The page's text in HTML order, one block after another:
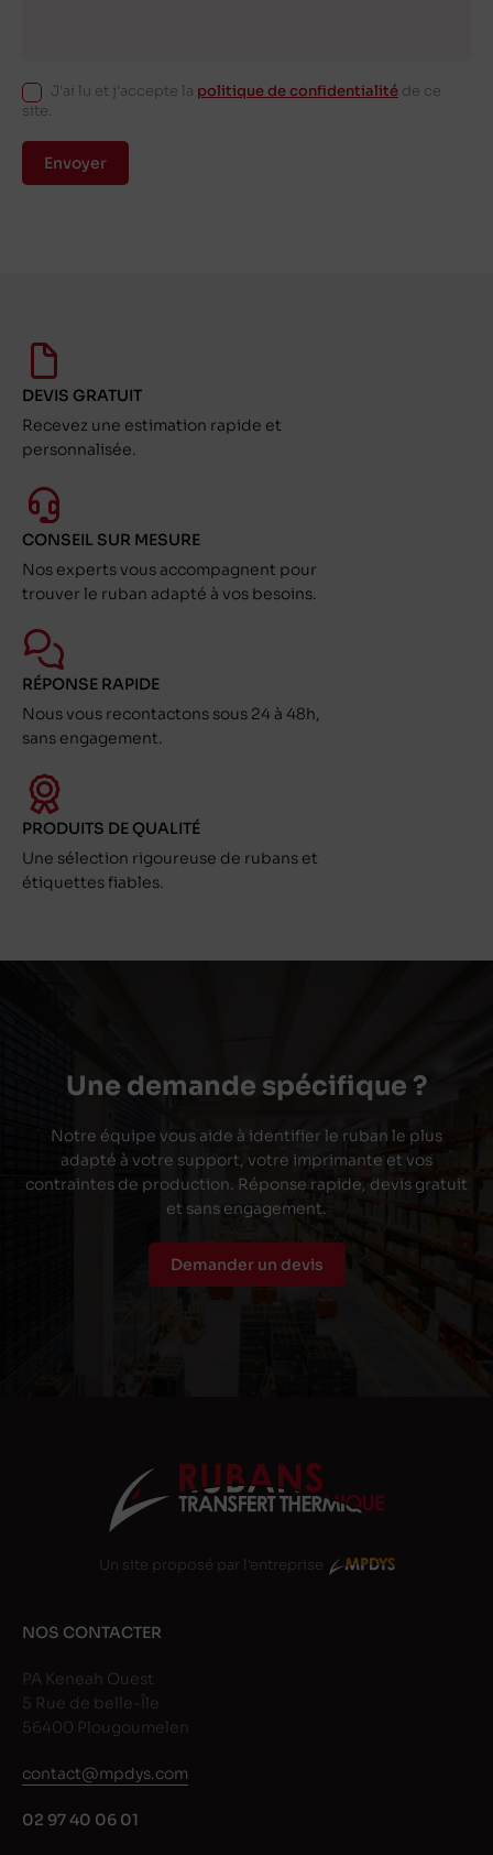
J'ai lu et j'accepte la politique de confidentialité de ce
site.
Envoyer
DEVIS GRATUIT
Recevez une estimation rapide et
personnalisée.
CONSEIL SUR MESURE
Nos experts vous accompagnent pour
trouver le ruban adapté à vos besoins.
RÉPONSE RAPIDE
Nous vous recontactons sous 24 à 48h,
sans engagement.
PRODUITS DE QUALITÉ
Une sélection rigoureuse de rubans et
étiquettes fiables.
Une demande spécifique ?
Notre équipe vous aide à identifier le ruban le plus
adapté à votre support, votre imprimante et vos
contraintes de production. Réponse rapide, devis gratuit
et sans engagement.
Demander un devis
Un site proposé par l'entreprise
NOS CONTACTER
PA Keneah Ouest
5 Rue de belle-Île
56400 Plougoumelen
contact@mpdys.com
02 97 40 06 01